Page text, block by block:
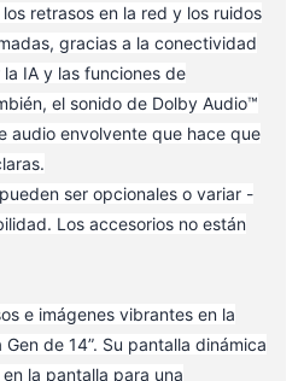
retrasos en la red y los ruidos
gracias a la conectividad
IA y las funciones de
el sonido de Dolby Audio™
audio envolvente que hace que
ser opcionales o variar -
Los accesorios no están
e imágenes vibrantes en la
de 14”. Su pantalla dinámica
la pantalla para una